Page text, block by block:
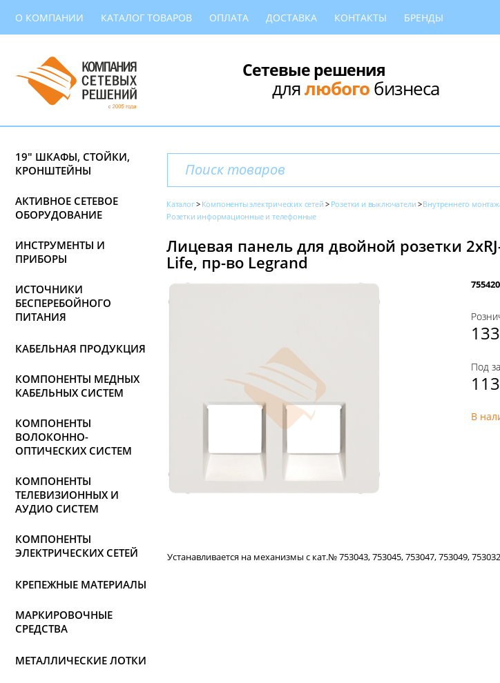
О КОМПАНИИ КАТАЛОГ ТОВАРОВ ОПЛАТА ДОСТАВКА КОНТАКТЫ БРЕНДЫ
Сетевые решения
длялюбогобизнеса
19" ШКАФЫ, СТОЙКИ,
КРОНШТЕЙНЫ
АКТИВНОЕ СЕТЕВОЕ
ОБОРУДОВАНИЕ
ИНСТРУМЕНТЫ И
ПРИБОРЫ
ИСТОЧНИКИ
БЕСПЕРЕБОЙНОГО
ПИТАНИЯ
КАБЕЛЬНАЯ ПРОДУКЦИЯ
КОМПОНЕНТЫ МЕДНЫХ
КАБЕЛЬНЫХ СИСТЕМ
КОМПОНЕНТЫ
ВОЛОКОННО-
ОПТИЧЕСКИХ СИСТЕМ
КОМПОНЕНТЫ
ТЕЛЕВИЗИОННЫХ И
АУДИО СИСТЕМ
КОМПОНЕНТЫ
ЭЛЕКТРИЧЕСКИХ СЕТЕЙ
КРЕПЕЖНЫЕ МАТЕРИАЛЫ
МАРКИРОВОЧНЫЕ
СРЕДСТВА
МЕТАЛЛИЧЕСКИЕ ЛОТКИ
Каталог Компоненты электрических сетей Розетки и выключатели Внутреннего
Розетки информационные и телефонные
Лицевая панель для двойной розетки
Life, пр-во Legrand
755420
Под
В
Устанавливается на механизмы с кат.№ 753043, 753045, 753047, 753049,